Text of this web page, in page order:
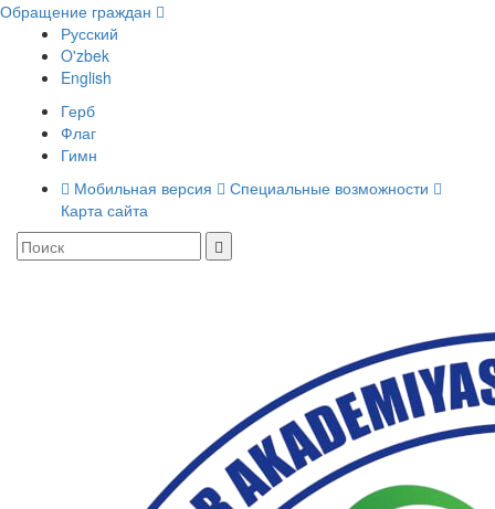
Обращение граждан
Русский
O'zbek
English
Герб
Флаг
Гимн
Мобильная версия
Специальные возможности
Карта сайта